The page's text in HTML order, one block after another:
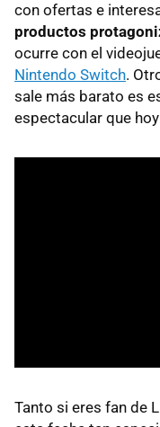
con ofertas e
productos
ocurre con el
Nintendo Switch.
sale más barato es
espectacular que
Tanto si eres fan de